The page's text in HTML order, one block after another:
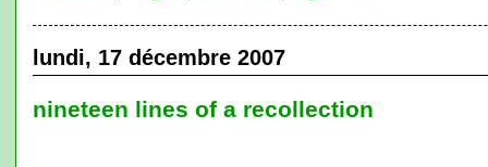
lundi, 17 décembre 2007
nineteen lines of a recollection